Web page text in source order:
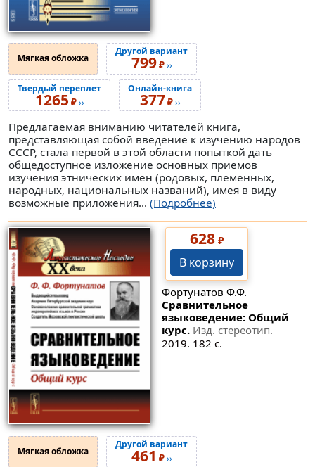
Мягкая обложка
Другой вариант
799₽››
Твердый переплет
1265 ₽››
Онлайн-книга
377₽››
Предлагаемая вниманию читателей книга,
представляющая собой введение к изучению народов
СССР, стала первой в этой области попыткой дать
общедоступное изложение основных приемов
изучения этнических имен (родовых, племенных,
народных, национальных названий), имея в виду
возможные приложения... (Подробнее)
628₽
В корзину
Фортунатов Ф.Ф.
Сравнительное
языковедение: Общий
курс. Изд. стереотип.
2019. 182 с.
Мягкая обложка
Другой вариант
461 ₽››